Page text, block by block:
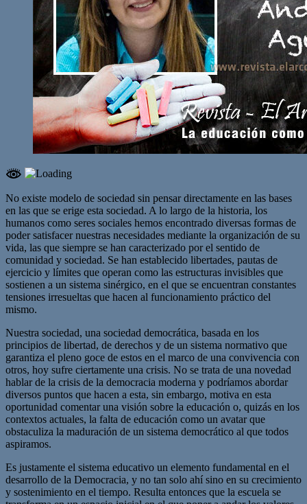
No existe modelo de sociedad sin pensar directamente en las bases
en las que se erige esta sociedad. A lo largo de la historia, los
humanos como seres sociales hemos encontrado diversas formas de
poder satisfacer nuestras necesidades mediante la organización de su
vida, las que siempre se han caracterizado por el sentido de
comunidad y sociedad. Se han establecido libertades, pautas de
ejercicio y límites que operan como las estructuras invisibles que
sostienen a un sistema sinérgico, en el que se encuentran constantes
tensiones irresueltas que hacen al funcionamiento práctico del
mismo.
Nuestra sociedad, una sociedad democrática, basada en los
principios de libertad, de derechos y de un sistema normativo que
garantiza el pleno goce de estos en el marco de una convivencia con
otros, hoy sufre ciertamente una crisis. No se trata de una novedad
hablar de la crisis de la democracia moderna y podríamos abordar
diversos puntos que hacen a esta, sin embargo, motiva en esta
oportunidad comentar una visión sobre la educación o, quizás en los
contextos actuales, la falta de educación como un avatar que
obstaculiza la maduración de un sistema democrático al que todos
aspiramos.
Es justamente el sistema educativo un elemento fundamental en el
desarrollo de la Democracia, y no tan solo ahí sino en su crecimiento
y sostenimiento en el tiempo. Resulta entonces que la escuela se